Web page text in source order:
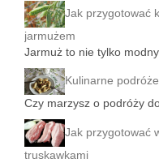
Jak przygotować
jarmużem
Jarmuż to nie tylko
Kulinarne
Czy marzysz o podróży
Jak przygotować
truskawkami